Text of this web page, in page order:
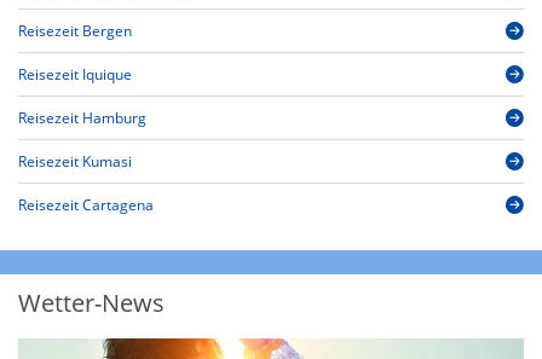
Reisezeit Bergen
Reisezeit Iquique
Reisezeit Hamburg
Reisezeit Kumasi
Reisezeit Cartagena
Wetter-News